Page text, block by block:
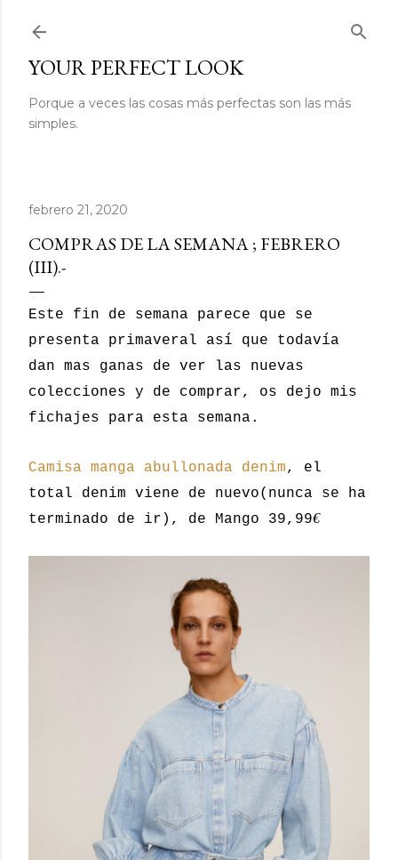
YOUR PERFECT LOOK
Porque a veces las cosas más perfectas son las más
simples.
febrero 21, 2020
COMPRAS DE LA SEMANA ; FEBRERO
(III).-
Este fin de semana parece que se
presenta primaveral así que todavía
dan mas ganas de ver las nuevas
colecciones y de comprar, os dejo mis
fichajes para esta semana.
Camisa manga abullonada denim, el
total denim viene de nuevo(nunca se ha
terminado de ir), de Mango 39,99€